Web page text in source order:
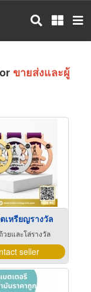
ขายส่งและผู้
เหรียญรางวัล
ถ้วยและโล่รางวัล
seller